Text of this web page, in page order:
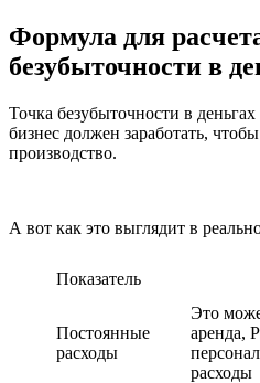
Формула для
безубыточности в
Точка безубыточности в
бизнес должен заработать,
производство.
А вот как это выглядит в
Показатель
Постоянные
расходы
Это
аренда,
расходы